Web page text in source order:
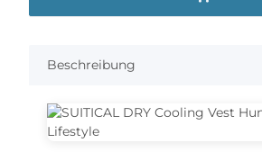
Beschreibung